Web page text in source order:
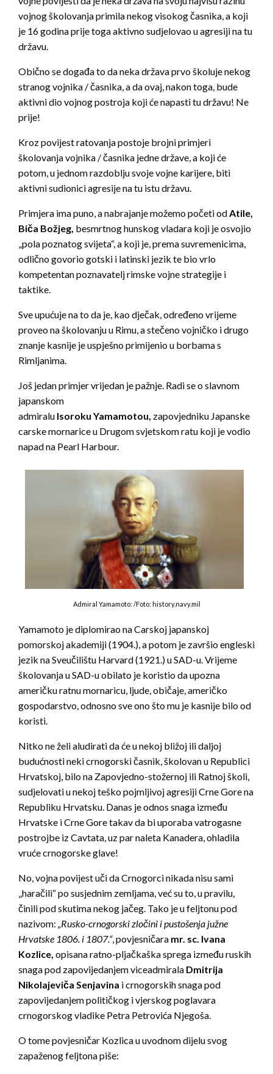
vojnog školovanja primila nekog visokog časnika, a koji
je 16 godina prije toga aktivno sudjelovao u agresiji na tu
državu.
Obično se događa to da neka država prvo školuje nekog
stranog vojnika / časnika, a da ovaj, nakon toga, bude
aktivni dio vojnog postroja koji će napasti tu državu! Ne
prije!
Kroz povijest ratovanja postoje brojni primjeri
školovanja vojnika / časnika jedne države, a koji će
potom, u jednom razdoblju svoje vojne karijere, biti
aktivni sudionici agresije na tu istu državu.
Primjera ima puno, a nabrajanje možemo početi od Atile,
Biča Božjeg, besmrtnog hunskog vladara koji je osvojio
„pola poznatog svijeta“, a koji je, prema suvremenicima,
odlično govorio gotski i latinski jezik te bio vrlo
kompetentan poznavatelj rimske vojne strategije i
taktike.
Sve upućuje na to da je, kao dječak, određeno vrijeme
proveo na školovanju u Rimu, a stečeno vojničko i drugo
znanje kasnije je uspješno primijenio u borbama s
Rimljanima.
Još jedan primjer vrijedan je pažnje. Radi se o slavnom
japanskom
admiralu Isoroku Yamamotou, zapovjedniku Japanske
carske mornarice u Drugom svjetskom ratu koji je vodio
napad na Pearl Harbour.
Admiral Yamamoto: /Foto: history.navy.mil
Yamamoto je diplomirao na Carskoj japanskoj
pomorskoj akademiji (1904.), a potom je završio engleski
jezik na Sveučilištu Harvard (1921.) u SAD-u. Vrijeme
školovanja u SAD-u obilato je koristio da upozna
američku ratnu mornaricu, ljude, običaje, američko
gospodarstvo, odnosno sve ono što mu je kasnije bilo od
koristi.
Nitko ne želi aludirati da će u nekoj bližoj ili daljoj
budućnosti neki crnogorski časnik, školovan u Republici
Hrvatskoj, bilo na Zapovjedno-stožernoj ili Ratnoj školi,
sudjelovati u nekoj teško pojmljivoj agresiji Crne Gore na
Republiku Hrvatsku. Danas je odnos snaga između
Hrvatske i Crne Gore takav da bi uporaba vatrogasne
postrojbe iz Cavtata, uz par naleta Kanadera, ohladila
vruće crnogorske glave!
No, vojna povijest uči da Crnogorci nikada nisu sami
„haračili“ po susjednim zemljama, već su to, u pravilu,
činili pod skutima nekog jačeg. Tako je u feljtonu pod
nazivom: „Rusko-crnogorski zločini i pustošenja južne
Hrvatske 1806. i 1807.“, povjesničara mr. sc. Ivana
Kozlice, opisana ratno-pljačkaška sprega između ruskih
snaga pod zapovijedanjem viceadmirala Dmitrija
Nikolajeviča Senjavina i crnogorskih snaga pod
zapovijedanjem političkog i vjerskog poglavara
crnogorskog vladike Petra Petrovića Njegoša.
O tome povjesničar Kozlica u uvodnom dijelu svog
zapaženog feljtona piše: